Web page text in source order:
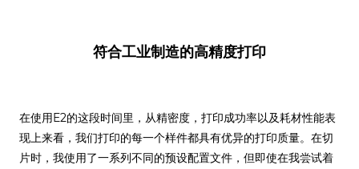
符合工业制造的高精度打印
在使用E2的这段时间里，从精密度，打印成功率以及耗材性能表
现上来看，我们打印的每一个样件都具有优异的打印质量。在切
片时，我使用了一系列不同的预设配置文件，但即使在我尝试着